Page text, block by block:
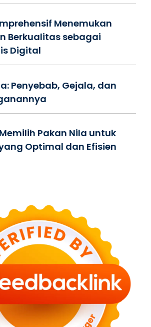
Menemukan
Berkualitas sebagai
Digital
Penyebab, Gejala, dan
Pakan Nila untuk
Optimal dan Efisien